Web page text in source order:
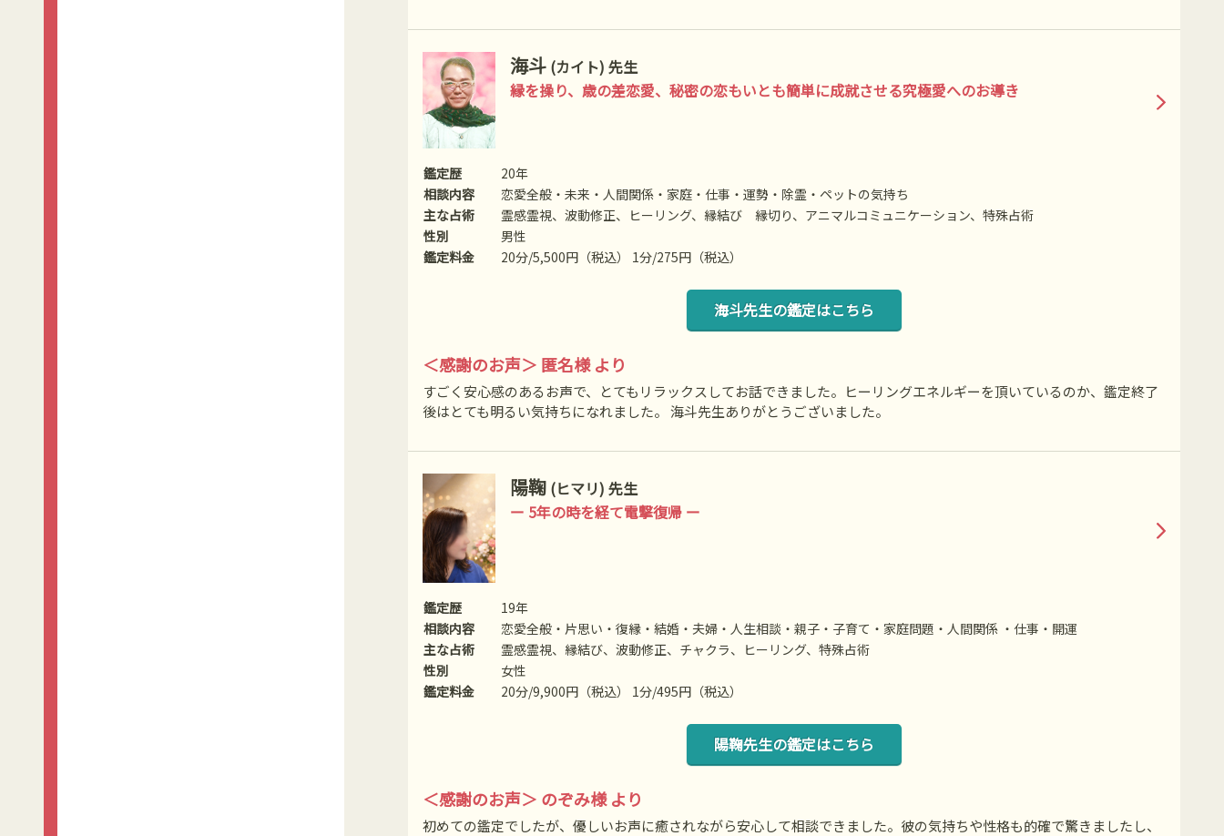
海斗 (カイト) 先生
縁を操り、歳の差恋愛、秘密の恋もいとも簡単に成就させる究極愛へのお導き
鑑定歴
20年
相談内容
恋愛全般・未来・人間関係・家庭・仕事・運勢・除霊・ペットの気持ち
主な占術
霊感霊視、波動修正、ヒーリング、縁結び 縁切り、アニマルコミュニケーション、特殊占術
性別
男性
鑑定料金
20分/5,500円（税込） 1分/275円（税込）
海斗先生の鑑定はこちら
＜感謝のお声＞ 匿名様 より
すごく安心感のあるお声で、とてもリラックスしてお話できました。ヒーリングエネルギーを頂いているのか、鑑定終了
後はとても明るい気持ちになれました。 海斗先生ありがとうございました。
陽鞠 (ヒマリ) 先生
ー 5年の時を経て電撃復帰 ー
鑑定歴
19年
相談内容
恋愛全般・片思い・復縁・結婚・夫婦・人生相談・親子・子育て・家庭問題・人間関係 ・仕事・開運
主な占術
霊感霊視、縁結び、波動修正、チャクラ、ヒーリング、特殊占術
性別
女性
鑑定料金
20分/9,900円（税込） 1分/495円（税込）
陽鞠先生の鑑定はこちら
＜感謝のお声＞ のぞみ様 より
初めての鑑定でしたが、優しいお声に癒されながら安心して相談できました。彼の気持ちや性格も的確で驚きましたし、